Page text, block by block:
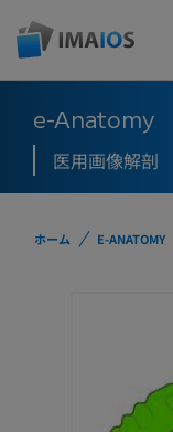
e-Anatomy
医用画像解剖
ホーム E-ANATOMY